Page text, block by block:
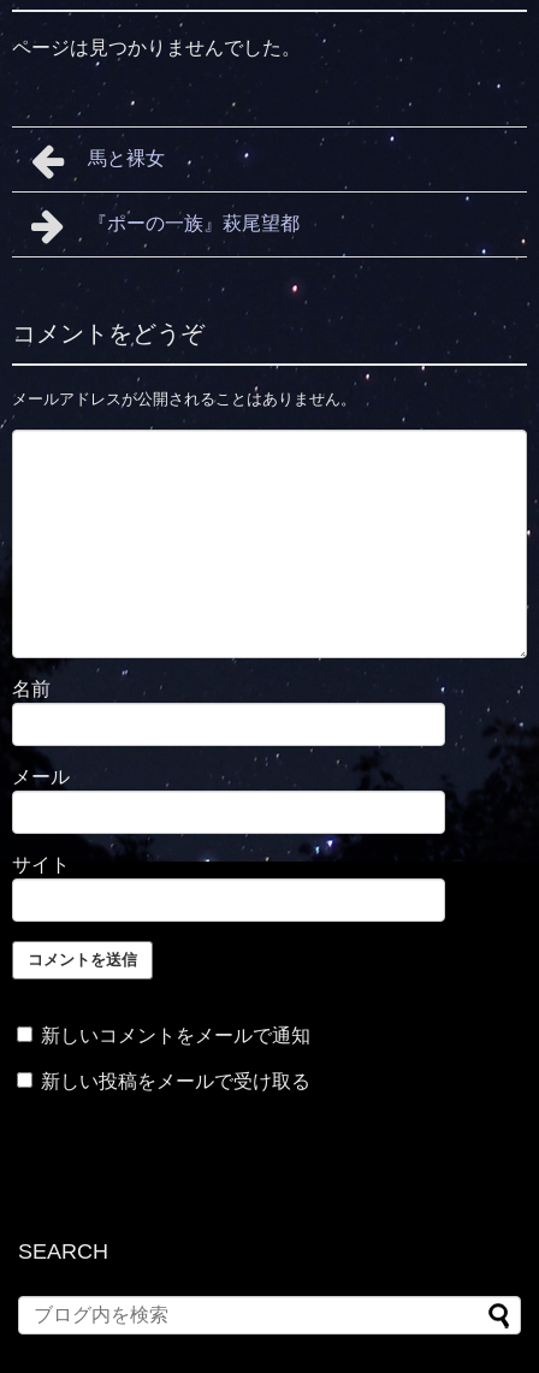
ページは見つかりませんでした。
馬と裸女
『ポーの一族』萩尾望都
コメントをどうぞ
メールアドレスが公開されることはありません。
名前
メール
サイト
新しいコメントをメールで通知
新しい投稿をメールで受け取る
SEARCH